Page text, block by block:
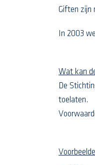
Giften zijn
In 2003
Wat kan
De
toelaten.